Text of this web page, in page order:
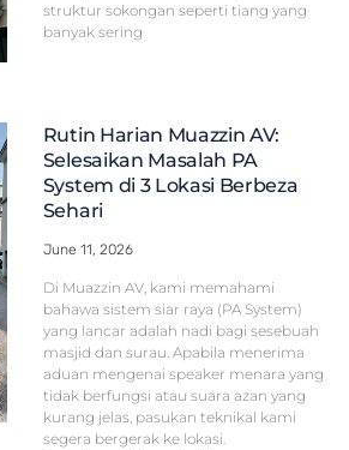
struktur sokongan seperti tiang yang
banyak sering
Rutin Harian Muazzin AV:
Selesaikan Masalah PA
System di 3 Lokasi Berbeza
Sehari
June 11, 2026
Di Muazzin AV, kami memahami
bahawa sistem siar raya (PA System)
yang lancar adalah nadi bagi sesebuah
masjid dan surau. Apabila menerima
aduan mengenai speaker menara yang
tidak berfungsi atau suara azan yang
kurang jelas, pasukan teknikal kami
segera bergerak ke lokasi.